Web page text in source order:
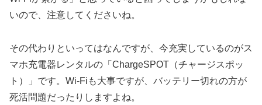
いので、注意してくださいね。
その代わりといってはなんですが、今充実しているのがス
マホ充電器レンタルの「ChargeSPOT（チャージスポッ
ト）」です。Wi-Fiも大事ですが、バッテリー切れの方が
死活問題だったりしますよね。